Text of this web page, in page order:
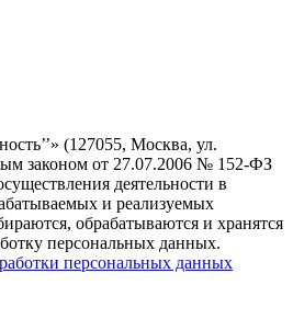
(127055, Москва, ул.
законом от 27.07.2006 № 152-ФЗ
деятельности в
и реализуемых
обрабатываются и хранятся
персональных данных.
персональных данных